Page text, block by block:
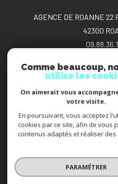
AGENCE DE ROANNE 22
42300
© 2026 | Tous droits
Comme beaucoup,
utilise les
On aimerait vous
votre visite.
En poursuivant, vous acceptez
cookies par ce site, afin de vous
contenus adaptés et réaliser des
PARAMÉTRER